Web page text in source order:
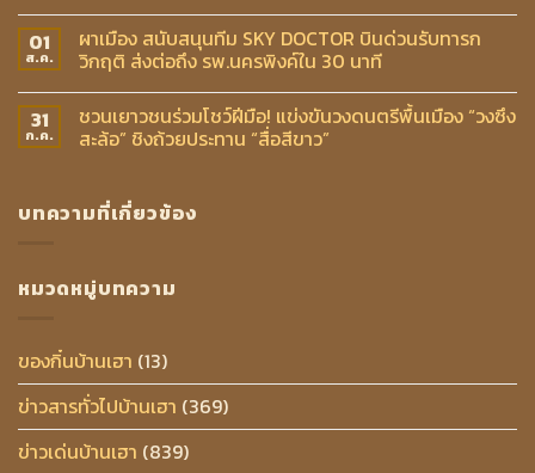
01
ส.ค.
ผาเมือง สนับสนุนทีม SKY DOCTOR บินด่วนรับทารก
วิกฤติ ส่งต่อถึง รพ.นครพิงค์ใน 30 นาที
31
ก.ค.
ชวนเยาวชนร่วมโชว์ฝีมือ! แข่งขันวงดนตรีพื้นเมือง “วงซึง
สะล้อ” ชิงถ้วยประทาน “สื่อสีขาว”
บทความที่เกี่ยวข้อง
หมวดหมู่บทความ
ของกิ๋นบ้านเฮา (13)
ข่าวสารทั่วไปบ้านเฮา (369)
ข่าวเด่นบ้านเฮา (839)